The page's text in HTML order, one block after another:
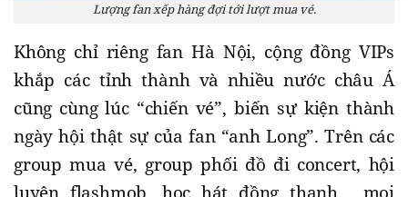
Lượng fan xếp hàng đợi tới lượt mua vé.
Không chỉ riêng fan Hà Nội, cộng đồng VIPs
khắp các tỉnh thành và nhiều nước châu Á
cũng cùng lúc “chiến vé”, biến sự kiện thành
ngày hội thật sự của fan “anh Long”. Trên các
group mua vé, group phối đồ đi concert, hội